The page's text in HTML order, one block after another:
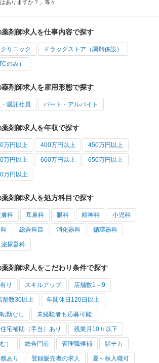
ありますか？」等々
剤師求人を仕事内容で探す
リニック ドラッグストア（調剤併設）
のみ）
剤師求人を雇用形態で探す
嘱託社員 パート・アルバイト
剤師求人を年収で探す
万円以上 400万円以上 450万円以上
万円以上 600万円以上 650万円以上
万円以上
剤師求人を処方科目で探す
膚科 耳鼻科 眼科 精神科 小児科
総合科目 消化器科 循環器科
泌尿器科
剤師求人をこだわり条件で探す
り スキルアップ 店舗数1～9
舗数30以上 年間休日120日以上
勤なし 未経験者も応募可能
住宅補助（手当）あり 残業月10ｈ以下
） 総合門前 管理職候補 駅チカ
あり 登録販売者の求人 夏～秋入職可